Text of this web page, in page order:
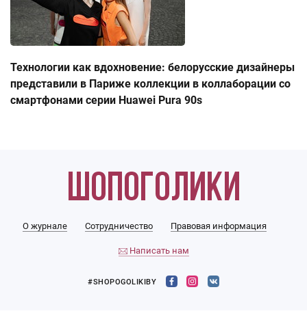
Технологии как вдохновение: белорусские дизайнеры
представили в Париже коллекции в коллаборации со
смартфонами серии Huawei Pura 90s
О журнале Сотрудничество Правовая информация
Написать нам
#SHOPOGOLIKIBY